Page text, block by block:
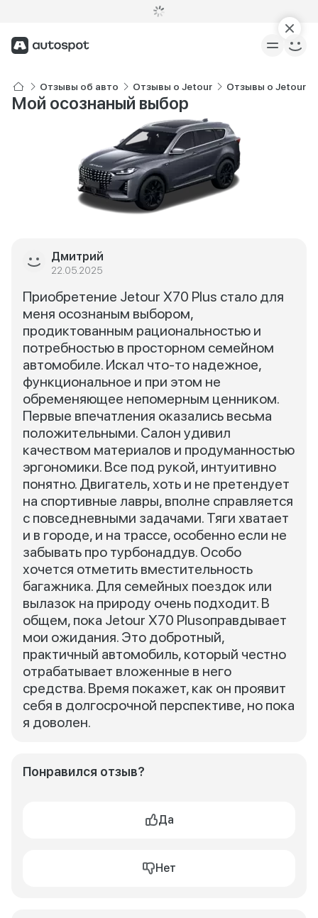
Отзывы об авто Отзывы о Jetour Отзывы о Jetour
Мой осознаный выбор
Дмитрий
22.05.2025
Приобретение Jetour X70 Plus стало для
меня осознаным выбором,
продиктованным рациональностью и
потребностью в просторном семейном
автомобиле. Искал что-то надежное,
функциональное и при этом не
обременяющее непомерным ценником.
Первые впечатления оказались весьма
положительными. Салон удивил
качеством материалов и продуманностью
эргономики. Все под рукой, интуитивно
понятно. Двигатель, хоть и не претендует
на спортивные лавры, вполне справляется
с повседневными задачами. Тяги хватает
и в городе, и на трассе, особенно если не
забывать про турбонаддув. Особо
хочется отметить вместительность
багажника. Для семейных поездок или
вылазок на природу очень подходит. В
общем, пока Jetour X70 Plusоправдывает
мои ожидания. Это добротный,
практичный автомобиль, который честно
отрабатывает вложенные в него
средства. Время покажет, как он проявит
себя в долгосрочной перспективе, но пока
я доволен.
Понравился отзыв?
Да
Нет